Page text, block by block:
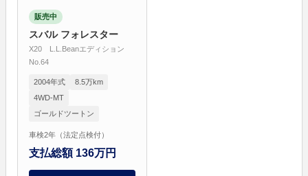
販売中
スバル フォレスター
X20 L.L.Beanエディション
No.64
2004年式
8.5万km
4WD-MT
ゴールドツートン
車検2年（法定点検付）
支払総額 136万円